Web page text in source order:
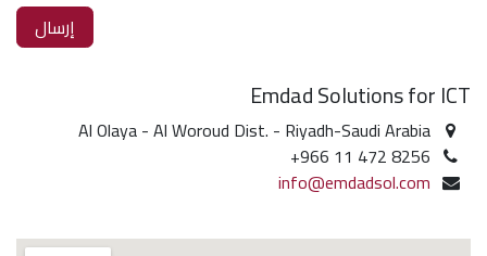
إرسال
Emdad Solutions for ICT
Al Olaya - Al Woroud Dist. - Riyadh-Saudi Arabia
+966 11 472 8256
info@emdadsol.com